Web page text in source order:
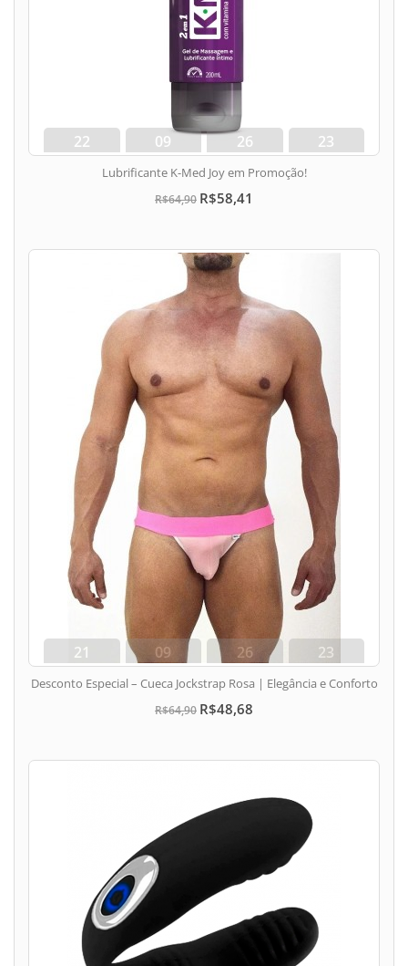
22
dias
09
hora
26
min
22
seg
Lubrificante K-Med Joy em Promoção!
R$64,90 R$58,41
21
dias
09
hora
26
min
22
seg
Desconto Especial – Cueca Jockstrap Rosa | Elegância e Conforto
R$64,90 R$48,68